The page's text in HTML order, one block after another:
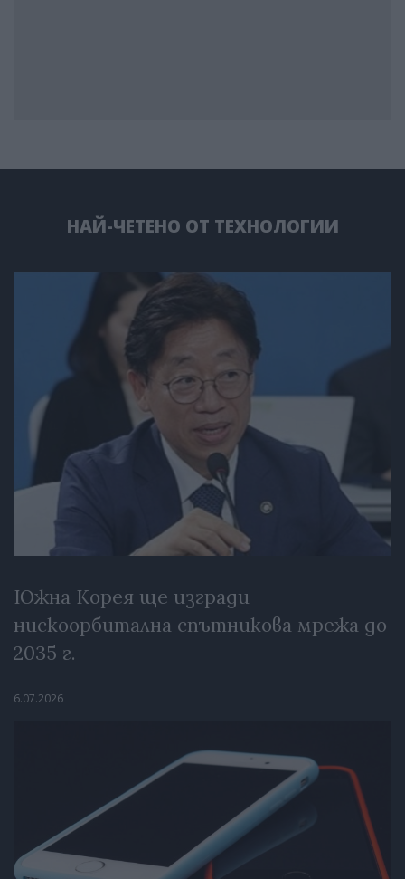
НАЙ-ЧЕТЕНО ОТ ТЕХНОЛОГИИ
Южна Корея ще изгради
нискоорбитална спътникова мрежа до
2035 г.
6.07.2026